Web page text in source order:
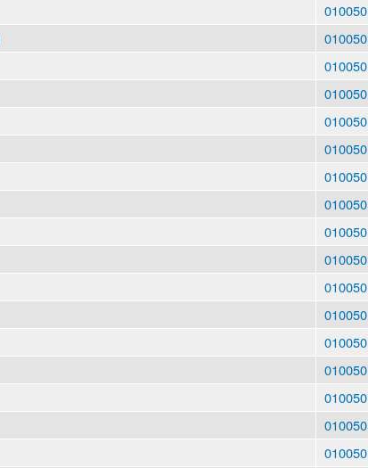
010050
010050
010050
010050
010050
010050
010050
010050
010050
010050
010050
010050
010050
010050
010050
010050
010050